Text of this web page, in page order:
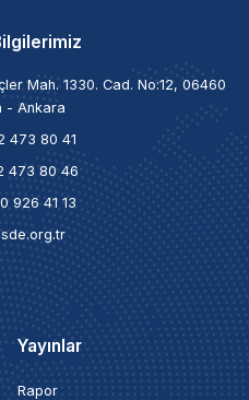
Mah. 1330. Cad. No:12, 06460
- Ankara
473 80 41
473 80 46
926 41 13
Yayınlar
Rapor